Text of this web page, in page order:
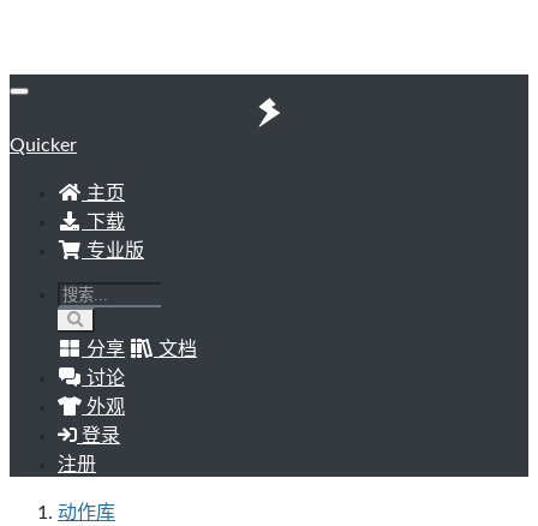
Quicker
主页
下载
专业版
分享
文档
讨论
外观
登录
注册
动作库